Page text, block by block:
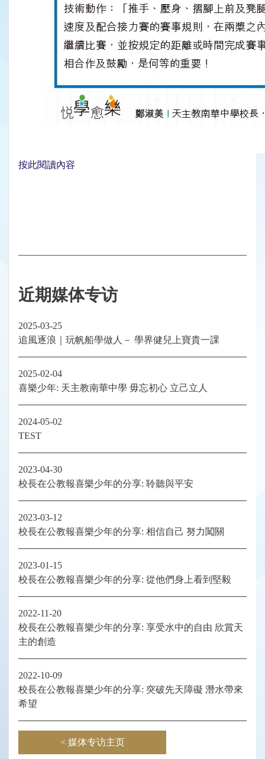
按此閱讀內容
近期媒体专访
2025-03-25
追風逐浪｜玩帆船學做人－ 學界健兒上寶貴一課
2025-02-04
喜樂少年: 天主教南華中學 毋忘初心 立己立人
2024-05-02
TEST
2023-04-30
校長在公教報喜樂少年的分享: 聆聽與平安
2023-03-12
校長在公教報喜樂少年的分享: 相信自己 努力闖關
2023-01-15
校長在公教報喜樂少年的分享: 從他們身上看到堅毅
2022-11-20
校長在公教報喜樂少年的分享: 享受水中的自由 欣賞天
主的創造
2022-10-09
校長在公教報喜樂少年的分享: 突破先天障礙 潛水帶來
希望
< 媒体专访主页